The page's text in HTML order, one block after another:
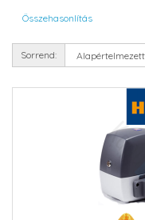
Összehasonlítás
Sorrend: